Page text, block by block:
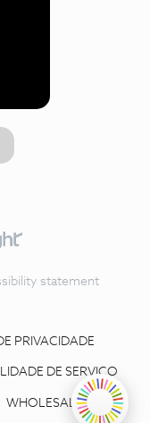
statement
PRIVACIDADE
DE SERVIÇO
WHOLESALE